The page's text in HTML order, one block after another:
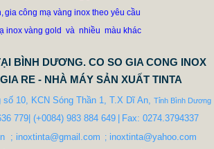
gia công mạ vàng inox theo yêu cầu
inox vàng gold và nhiều màu khác
BÌNH DƯƠNG. CO SO GIA CONG INOX
RE - NHÀ MÁY SẢN XUẤT TINTA
10, KCN Sóng Thần 1, T.X Dĩ An, Tỉnh Bình Dương
779| (+0084) 983 884 649
Fax: 0274.3794337
; inoxtinta@gmail.com
  ;
inoxtinta@yahoo.com